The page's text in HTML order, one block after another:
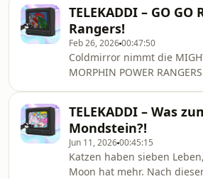
Glibberschrift?
beschert uns Coldmirror
traumatisierenden
Der Zauberer von Oz.
dieser Folge gibt es viel Oz,
mehr Asbest! Bald auch in
Schnee!
TELEKADDI – GO GO
Rangers!
Feb 26, 202600:47:50
Coldmirror nimmt die
MORPHIN POWER
hat bei den Power Rangers
Tradition. Und zwar nicht
Spielzeugen, sondern auch
Produktion der Serie. Es
TELEKADDI – Was
Mondstein?!
Jun 11, 202600:45:15
Katzen haben sieben
Moon hat mehr. Nach